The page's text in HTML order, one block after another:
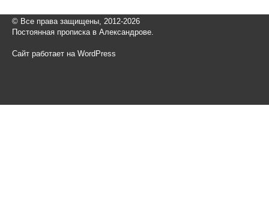
© Все права защищены, 2012-2026
Постоянная прописка в Александрове.
Сайт работает на WordPress